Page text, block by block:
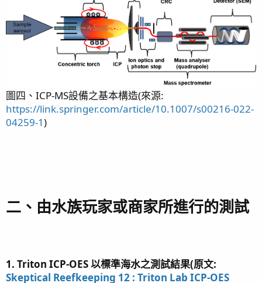
圖四、ICP-MS設備之基本構造(來源:
https://link.springer.com/article/10.1007/s00216-022-
04259-1)
二、由水族玩家或商家所進行的測試
1. Triton ICP-OES 以標準海水之測試結果(原文:
Skeptical Reefkeeping 12 : Triton Lab ICP-OES